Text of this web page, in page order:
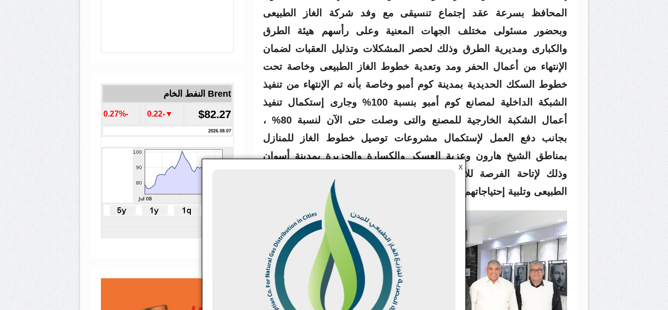
المحافظ بسرعة عقد إجتماع تنسيقى مع وفد شركة الغاز الطبيعى
وبحضور مسئولى مختلف الجهات المعنية وعلى رأسهم هيئة الطرق
والكبارى ومديرية الطرق وذلك لحصر المشكلات وتذليل العقبات لضمان
الإنتهاء من أعمال الحفر ومد وتعدية خطوط الغاز الطبيعى وخاصة تحت
خطوط السكك الحديدية بمدينة كوم أمبو وخاصة بأنه تم الإنتهاء من تنفيذ
الشبكة الداخلية لمصانع كوم أمبو بنسبة 100% وجارى إستكمال تنفيذ
أعمال الشكبة الخارجية للمصنع والتى وصلت حتى الآن لنسبة 80% ،
بجانب دفع العمل لإستكمال مشروعات توصيل خطوط الغاز للمنازل
بمناطق الشيخ هارون وعزبة العسكر والكسارة والجزيرة بمدينة أسوان
وذلك لإتاحة الفرصة للأهالى والمواطنين بالإستفادة من خدمات الغاز
الطبيعى وتلبية إحتياجاتهم بتلك المناطق على الوجه الأكمل
Brent النفط الخام
$82.27
▼-0.22
-0.27%
2026.08.07
X